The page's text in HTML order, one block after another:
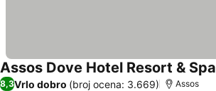
Assos Dove Hotel Resort & Spa
8,3Vrlo dobro (broj ocena: 3.669) Assos